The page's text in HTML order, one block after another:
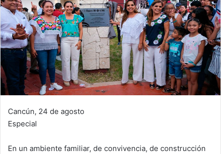
Cancún, 24 de agosto
Especial
En un ambiente familiar, de convivencia, de construcción